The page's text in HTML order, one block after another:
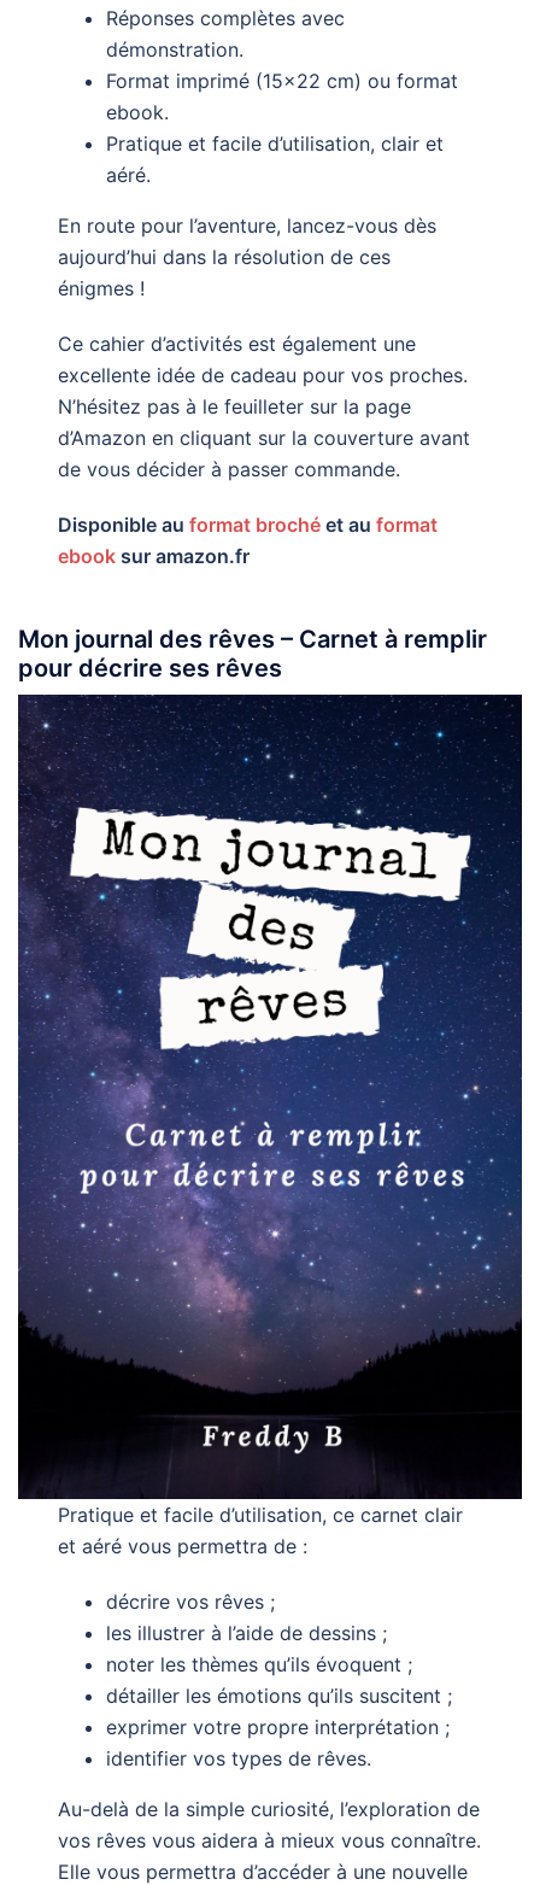
Réponses complètes avec
démonstration.
Format imprimé (15×22 cm) ou format
ebook.
Pratique et facile d’utilisation, clair et
aéré.
En route pour l’aventure, lancez-vous dès
aujourd’hui dans la résolution de ces
énigmes !
Ce cahier d’activités est également une
excellente idée de cadeau pour vos proches.
N’hésitez pas à le feuilleter sur la page
d’Amazon en cliquant sur la couverture avant
de vous décider à passer commande.
Disponible auformat broché et auformat
ebook sur amazon.fr
Mon journal des rêves – Carnet à remplir
pour décrire ses rêves
Pratique et facile d’utilisation, ce carnet clair
et aéré vous permettra de :
décrire vos rêves ;
les illustrer à l’aide de dessins ;
noter les thèmes qu’ils évoquent ;
détailler les émotions qu’ils suscitent ;
exprimer votre propre interprétation ;
identifier vos types de rêves.
Au-delà de la simple curiosité, l’exploration de
vos rêves vous aidera à mieux vous connaître.
Elle vous permettra d’accéder à une nouvelle